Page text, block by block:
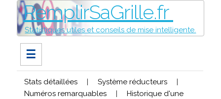
RemplirSaGrille.fr
Statistiques utiles et conseils de mise intelligente.
☰
Stats détaillées | Système réducteurs
|
Numéros remarquables
|
Historique d'une